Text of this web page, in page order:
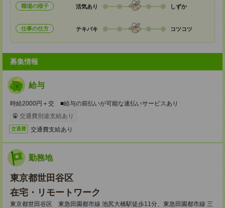
職場の様子 活気あり しずか
仕事の仕方 テキパキ コツコツ
募集情報
給与
時給2000円＋交 ■給与の前払いが可能な速払いサービスあり
交通費別途支給あり
交通費 交通費支給あり
勤務地
東京都世田谷区
在宅・リモートワーク
東京都世田谷区 東急田園都市線 池尻大橋駅徒歩11分、東急田園都市線 三